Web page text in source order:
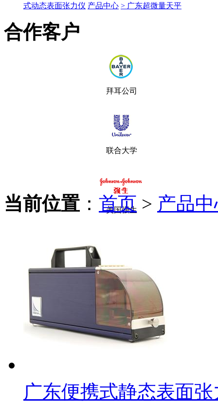
式动态表面张力仪 产品中心 > 广东超微量天平
合作客户
拜耳公司
联合大学
美国强生
当前位置 ： 首页 > 产品
广东便携式静态表面